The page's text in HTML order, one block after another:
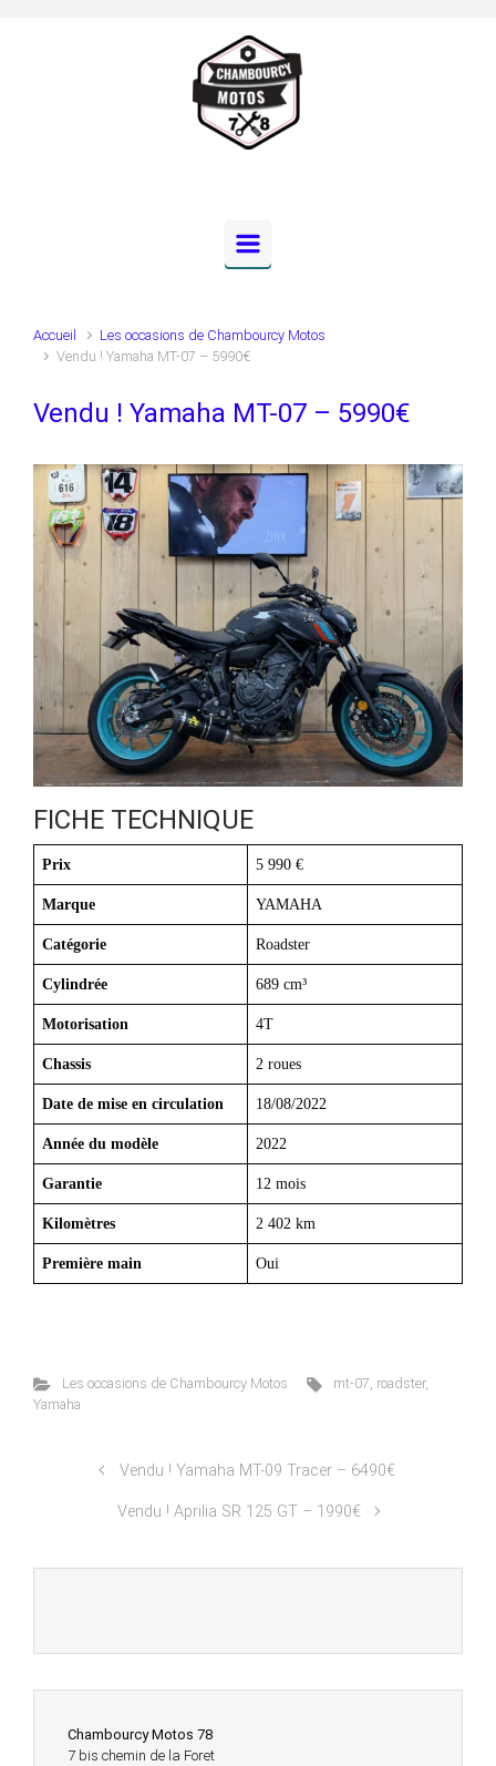
Accueil
Les occasions de Chambourcy Motos
Vendu ! Yamaha MT-07 – 5990€
Vendu ! Yamaha MT-07 – 5990€
FICHE TECHNIQUE
Prix 5 990 €
Marque YAMAHA
Catégorie Roadster
Cylindrée 689 cm³
Motorisation 4T
Chassis 2 roues
Date de mise en circulation 18/08/2022
Année du modèle 2022
Garantie 12 mois
Kilomètres 2 402 km
Première main Oui
Les occasions de Chambourcy Motos mt-07, roadster,
Yamaha
Vendu ! Yamaha MT-09 Tracer – 6490€
Vendu ! Aprilia SR 125 GT – 1990€
Chambourcy Motos 78
7 bis chemin de la Foret